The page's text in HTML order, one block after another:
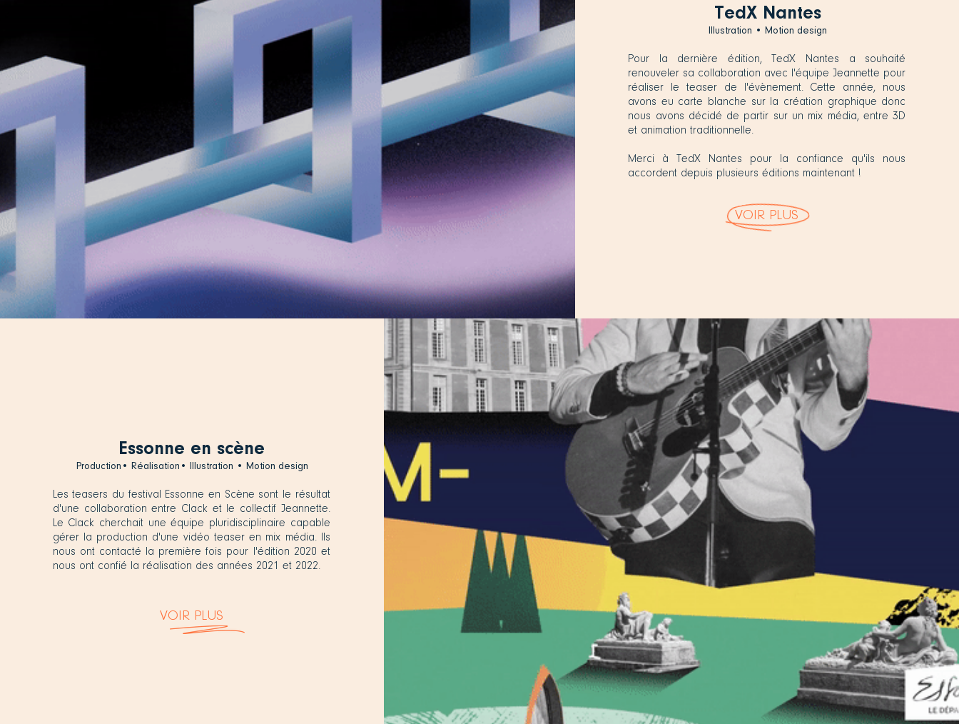
TedX Nantes
Illustration • Motion design
Pour la dernière édition, TedX Nantes a souhaité
renouveler sa collaboration avec l'équipe Jeannette pour
réaliser le teaser de l'évènement. Cette année, nous
avons eu carte blanche sur la création graphique donc
nous avons décidé de partir sur un mix média, entre 3D
et animation traditionnelle.
Merci à TedX Nantes pour la confiance qu'ils nous
accordent depuis plusieurs éditions maintenant !
VOIR PLUS
Essonne en scène
Production• Réalisation• Illustration • Motion design
Les teasers du festival Essonne en Scène sont le résultat
d'une collaboration entre Clack et le collectif Jeannette.
Le Clack cherchait une équipe pluridisciplinaire capable
gérer la production d'une vidéo teaser en mix média. Ils
nous ont contacté la première fois pour l'édition 2020 et
nous ont confié la réalisation des années 2021 et 2022.
VOIR PLUS